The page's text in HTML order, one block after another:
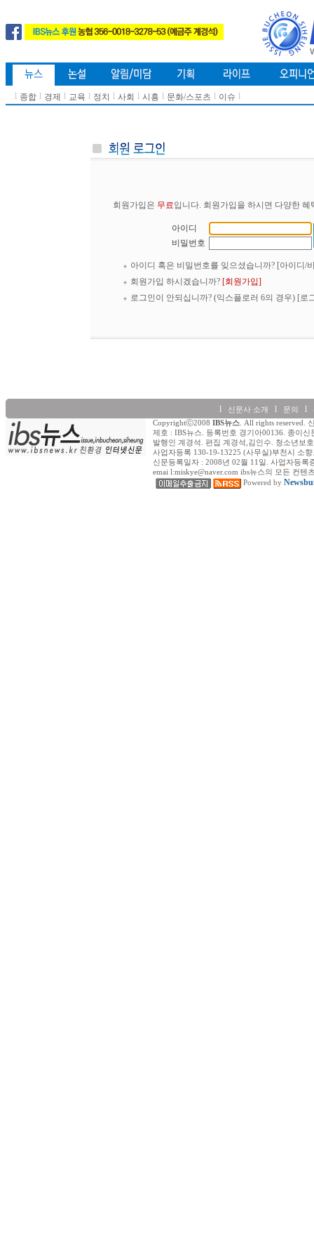
l 종합 l 경제 l 교육 l 정치 l 사회 l 시흥 l 문화/스포츠 l 이슈 l
회원가입은 무료입니다. 회원가입을 하시면 다양한
아이디
비밀번호
아이디 혹은 비밀번호를 잊으셨습니까? [아이디/
회원가입 하시겠습니까? [회원가입]
로그인이 안되십니까? (익스플로러 6의 경우) [로
l 신문사 소개 l 문의 l
Copyrightⓒ2008 IBS뉴스. All rights reserved.
제호 : IBS뉴스. 등록번호 경기아00136. 종이신
발행인 계경석. 편집 계경석,김인수. 청소년보
사업자등록 130-19-13225 (사무실)부천시 소
신문등록일자 : 2008년 02월 11일. 사업자등록
emai l:miskye@naver.com ibs뉴스의 모든 컨
Powered by